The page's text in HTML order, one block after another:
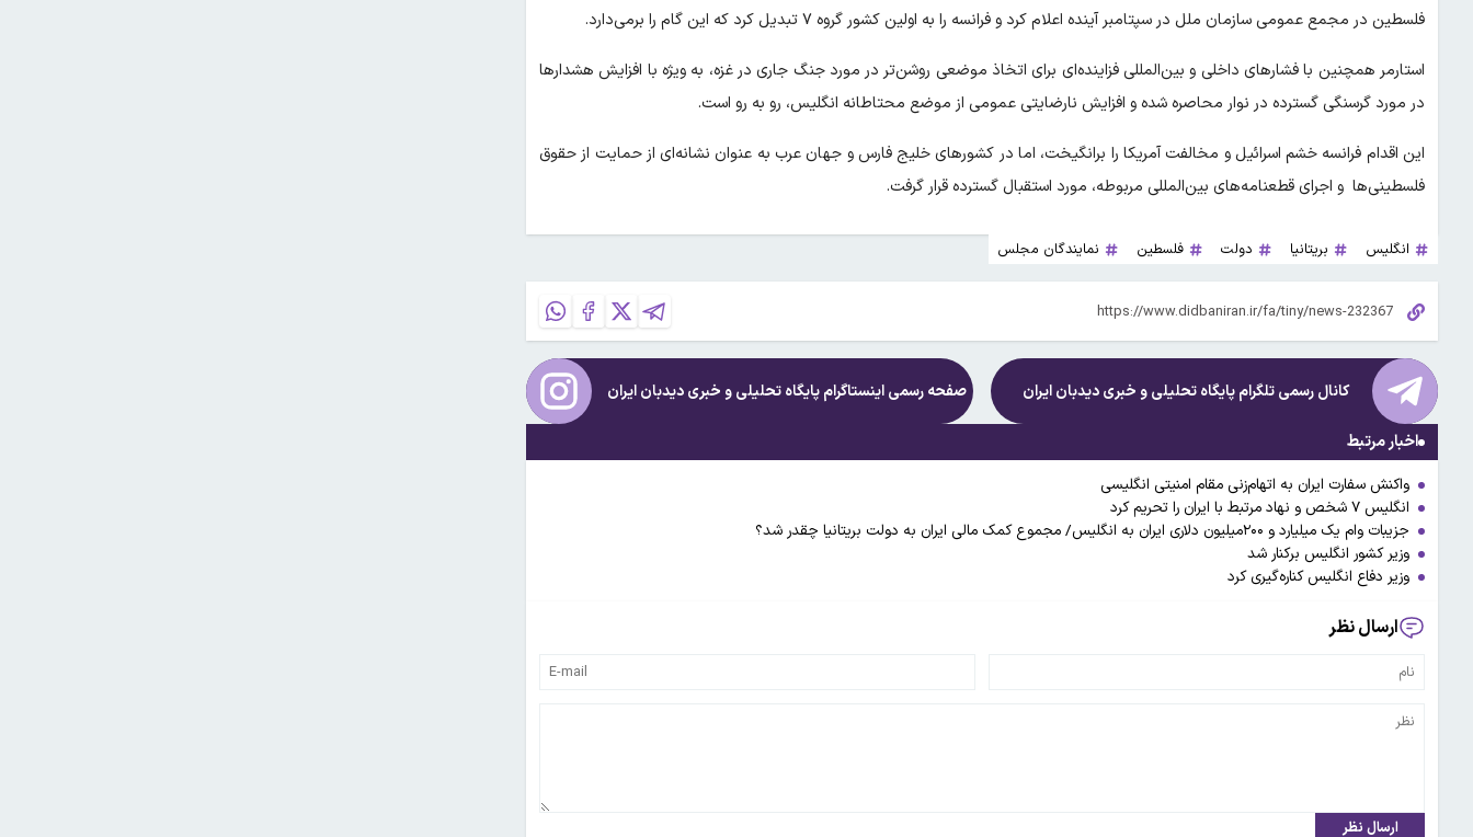
فلسطین در مجمع عمومی سازمان ملل در سپتامبر آینده اعلام کرد و فرانسه را به اولین کشور گروه ۷ تبدیل کرد که این گام را برمی‌دارد.
استارمر همچنین با فشارهای داخلی و بین‌المللی فزاینده‌ای برای اتخاذ موضعی روشن‌تر در مورد جنگ جاری در غزه، به ویژه با افزایش هشدارها
در مورد گرسنگی گسترده در نوار محاصره شده و افزایش نارضایتی عمومی از موضع محتاطانه انگلیس، رو به رو است.
این اقدام فرانسه خشم اسرائیل و مخالفت آمریکا را برانگیخت، اما در کشورهای خلیج فارس و جهان عرب به عنوان نشانه‌ای از حمایت از حقوق
فلسطینی‌ها و اجرای قطعنامه‌های بین‌المللی مربوطه، مورد استقبال گسترده قرار گرفت.
انگلیس بریتانیا دولت فلسطین نمایندگان مجلس
کانال رسمی تلگرام پایگاه تحلیلی و خبریدیدبان ایران صفحه رسمی اینستاگرام پایگاه تحلیلی و خبریدیدبان ایران
اخبار مرتبط
واکنش سفارت ایران به اتهام‌زنی مقام امنیتی انگلیسی
انگلیس ۷ شخص و نهاد مرتبط با ایران را تحریم کرد
جزیبات وام یک میلیارد و ۲۰۰میلیون دلاری ایران به انگلیس/ مجموع کمک مالی ایران به دولت بریتانیا چقدر شد؟
وزیر کشور انگلیس برکنار شد
وزیر دفاع انگلیس کناره‌گیری کرد
ارسال نظر
ارسال نظر